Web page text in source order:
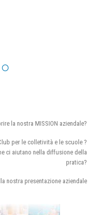
la nostra MISSION aziendale?
per le colletività e le scuole ?
ci aiutano nella diffusione della
pratica?
nostra presentazione aziendale